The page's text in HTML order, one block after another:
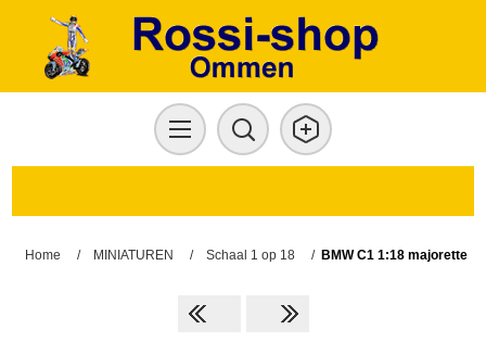
Home / MINIATUREN / Schaal 1 op 18 / BMW C1 1:18 majorette